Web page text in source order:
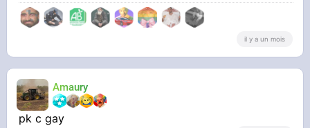
il y a un mois
Amaury
pk c gay